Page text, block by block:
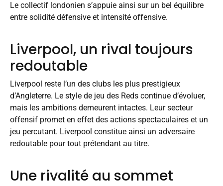
Le collectif londonien s’appuie ainsi sur un bel équilibre
entre solidité défensive et intensité offensive.
Liverpool, un rival toujours
redoutable
Liverpool reste l’un des clubs les plus prestigieux
d’Angleterre. Le style de jeu des Reds continue d’évoluer,
mais les ambitions demeurent intactes. Leur secteur
offensif promet en effet des actions spectaculaires et un
jeu percutant. Liverpool constitue ainsi un adversaire
redoutable pour tout prétendant au titre.
Une rivalité au sommet